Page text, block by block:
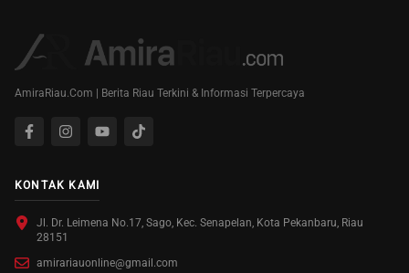
AmiraRiau.Com | Berita Riau Terkini & Informasi Terpercaya
KONTAK KAMI
Jl. Dr. Leimena No.17, Sago, Kec. Senapelan, Kota Pekanbaru, Riau
28151
amirariauonline@gmail.com